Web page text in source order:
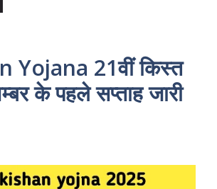
Yojana 21वीं किस्त
के पहले सप्ताह जारी